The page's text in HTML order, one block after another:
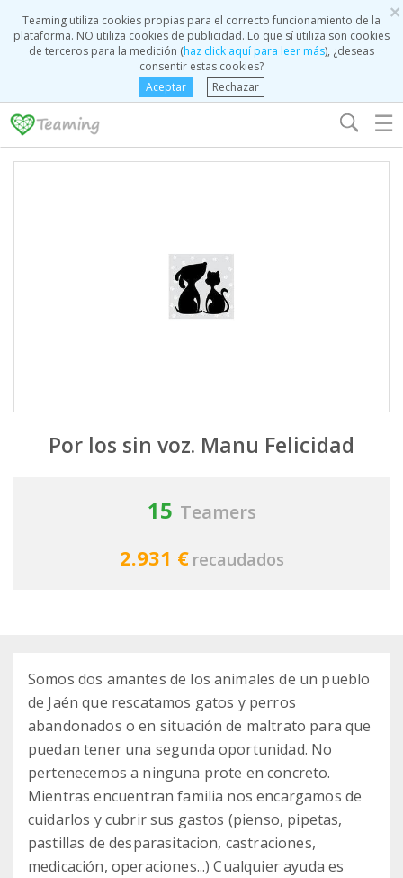
×
Teaming utiliza cookies propias para el correcto funcionamiento de la
plataforma. NO utiliza cookies de publicidad. Lo que sí utiliza son cookies
de terceros para la medición (haz click aquí para leer más), ¿deseas
consentir estas cookies?
Aceptar
Rechazar
☰
Por los sin voz. Manu Felicidad
15 Teamers
2.931 € recaudados
Somos dos amantes de los animales de un pueblo
de Jaén que rescatamos gatos y perros
abandonados o en situación de maltrato para que
puedan tener una segunda oportunidad. No
pertenecemos a ninguna prote en concreto.
Mientras encuentran familia nos encargamos de
cuidarlos y cubrir sus gastos (pienso, pipetas,
pastillas de desparasitacion, castraciones,
medicación, operaciones...) Cualquier ayuda es